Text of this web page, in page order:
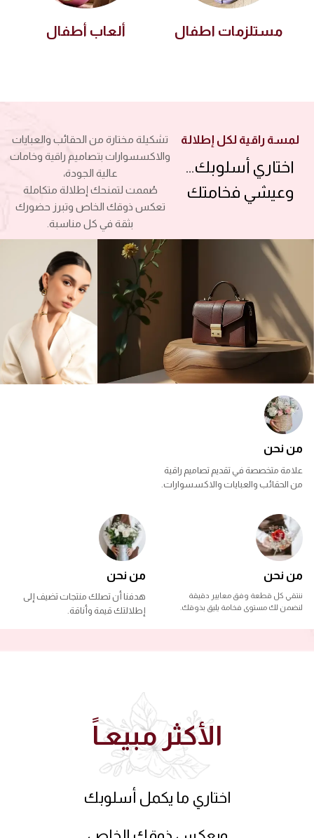
مستلزمات اطفال ألعاب أطفال
لمسة راقية لكل إطلالة
اختاري أسلوبك…
وعيشي فخامتك
تشكيلة مختارة من الحقائب والعبايات
والاكسسوارات بتصاميم راقية وخامات
عالية الجودة،
صُممت لتمنحك إطلالة متكاملة
تعكس ذوقك الخاص وتبرز حضورك
بثقة في كل مناسبة.
من نحن
علامة متخصصة في تقديم تصاميم راقية
من الحقائب والعبايات والاكسسوارات.
من نحن
ننتقي كل قطعة وفق معايير دقيقة
لنضمن لك مستوى فخامة يليق بذوقك.
من نحن
هدفنا أن تصلك منتجات تضيف إلى
إطلالتك قيمة وأناقة.
الأكثر مبيعـاً
اختاري ما يكمل أسلوبك